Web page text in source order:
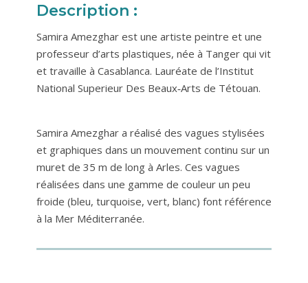
Description :
Samira Amezghar est une artiste peintre et une
professeur d’arts plastiques, née à Tanger qui vit
et travaille à Casablanca. Lauréate de l’Institut
National Superieur Des Beaux‐Arts de Tétouan.
Samira Amezghar a réalisé des vagues stylisées
et graphiques dans un mouvement continu sur un
muret de 35 m de long à Arles. Ces vagues
réalisées dans une gamme de couleur un peu
froide (bleu, turquoise, vert, blanc) font référence
à la Mer Méditerranée.